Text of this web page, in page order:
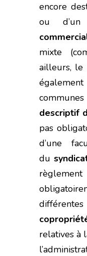
encore
ou d’un
mixte
ailleurs, le
descriptif
pas
d’une
du
relatives à